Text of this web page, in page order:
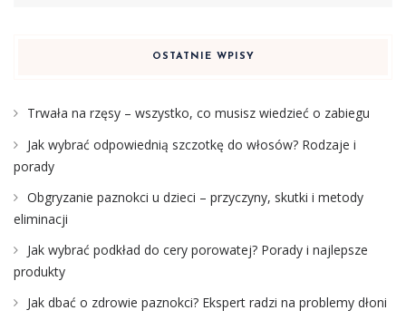
OSTATNIE WPISY
Trwała na rzęsy – wszystko, co musisz wiedzieć o zabiegu
Jak wybrać odpowiednią szczotkę do włosów? Rodzaje i
porady
Obgryzanie paznokci u dzieci – przyczyny, skutki i metody
eliminacji
Jak wybrać podkład do cery porowatej? Porady i najlepsze
produkty
Jak dbać o zdrowie paznokci? Ekspert radzi na problemy dłoni